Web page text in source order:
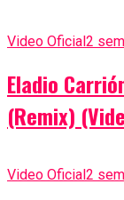
Video Oficial 2
Eladio
(Remix)
Video Oficial2